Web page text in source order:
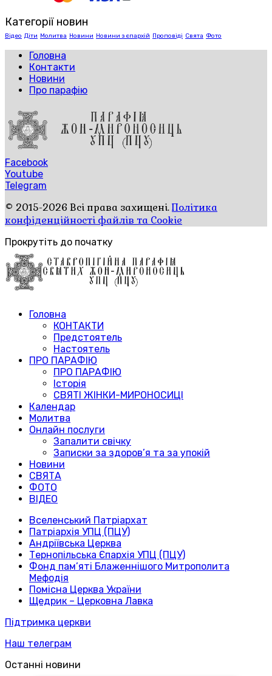
Категорії новин
Відео Діти Молитва Новини Новини з єпархій Проповіді Свята Фото
Головна
Контакти
Новини
Про парафію
Facebook
Youtube
Telegram
© 2015-2026 Всі права захищені.Політика
конфіденційності файлів та Cookie
Прокрутіть до початку
Головна
КОНТАКТИ
Предстоятель
Настоятель
ПРО ПАРАФІЮ
ПРО ПАРАФІЮ
Історія
СВЯТІ ЖІНКИ-МИРОНОСИЦІ
Календар
Молитва
Онлайн послуги
Запалити свічку
Записки за здоров’я та за упокій
Новини
СВЯТА
ФОТО
ВІДЕО
Вселенський Патріархат
Патріархія УПЦ (ПЦУ)
Андріївська Церква
Тернопільська Єпархія УПЦ (ПЦУ)
Фонд пам’яті Блаженнішого Митрополита
Мефодія
Помісна Церква України
Щедрик – Церковна Лавка
Підтримка церкви
Наш телеграм
Останні новини